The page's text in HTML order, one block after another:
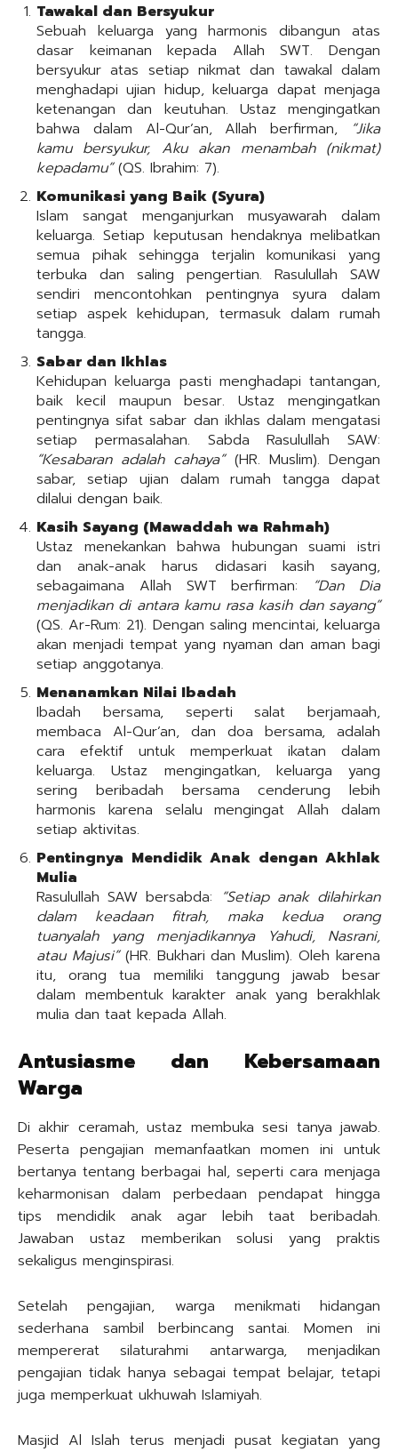
Tawakal dan Bersyukur
Sebuah keluarga yang harmonis dibangun atas
dasar keimanan kepada Allah SWT. Dengan
bersyukur atas setiap nikmat dan tawakal dalam
menghadapi ujian hidup, keluarga dapat menjaga
ketenangan dan keutuhan. Ustaz mengingatkan
bahwa dalam Al-Qur’an, Allah berfirman,
“Jika
kamu bersyukur, Aku akan menambah (nikmat)
kepadamu”(QS. Ibrahim: 7).
Komunikasi yang Baik (Syura)
Islam sangat menganjurkan musyawarah dalam
keluarga. Setiap keputusan hendaknya melibatkan
semua pihak sehingga terjalin komunikasi yang
terbuka dan saling pengertian. Rasulullah SAW
sendiri mencontohkan pentingnya syura dalam
setiap aspek kehidupan, termasuk dalam rumah
tangga.
Sabar dan Ikhlas
Kehidupan keluarga pasti menghadapi tantangan,
baik kecil maupun besar. Ustaz mengingatkan
pentingnya sifat sabar dan ikhlas dalam mengatasi
setiap permasalahan. Sabda Rasulullah SAW:
“Kesabaran adalah cahaya”(HR. Muslim). Dengan
sabar, setiap ujian dalam rumah tangga dapat
dilalui dengan baik.
Kasih Sayang (Mawaddah wa Rahmah)
Ustaz menekankan bahwa hubungan suami istri
dan anak-anak harus didasari kasih sayang,
sebagaimana Allah SWT berfirman:
“Dan Dia
menjadikan di antara kamu rasa kasih dan sayang”
(QS. Ar-Rum: 21). Dengan saling mencintai, keluarga
akan menjadi tempat yang nyaman dan aman bagi
setiap anggotanya.
Menanamkan Nilai Ibadah
Ibadah bersama, seperti salat berjamaah,
membaca Al-Qur’an, dan doa bersama, adalah
cara efektif untuk memperkuat ikatan dalam
keluarga. Ustaz mengingatkan, keluarga yang
sering beribadah bersama cenderung lebih
harmonis karena selalu mengingat Allah dalam
setiap aktivitas.
Pentingnya Mendidik Anak dengan Akhlak
Mulia
Rasulullah SAW bersabda: “Setiap anak dilahirkan
dalam keadaan fitrah, maka kedua orang
tuanyalah yang menjadikannya Yahudi, Nasrani,
atau Majusi”(HR. Bukhari dan Muslim). Oleh karena
itu, orang tua memiliki tanggung jawab besar
dalam membentuk karakter anak yang berakhlak
mulia dan taat kepada Allah.
Antusiasme dan Kebersamaan
Warga
Di akhir ceramah, ustaz membuka sesi tanya jawab.
Peserta pengajian memanfaatkan momen ini untuk
bertanya tentang berbagai hal, seperti cara menjaga
keharmonisan dalam perbedaan pendapat hingga
tips mendidik anak agar lebih taat beribadah.
Jawaban ustaz memberikan solusi yang praktis
sekaligus menginspirasi.
Setelah pengajian, warga menikmati hidangan
sederhana sambil berbincang santai. Momen ini
mempererat silaturahmi antarwarga, menjadikan
pengajian tidak hanya sebagai tempat belajar, tetapi
juga memperkuat ukhuwah Islamiyah.
Masjid Al Islah terus menjadi pusat kegiatan yang